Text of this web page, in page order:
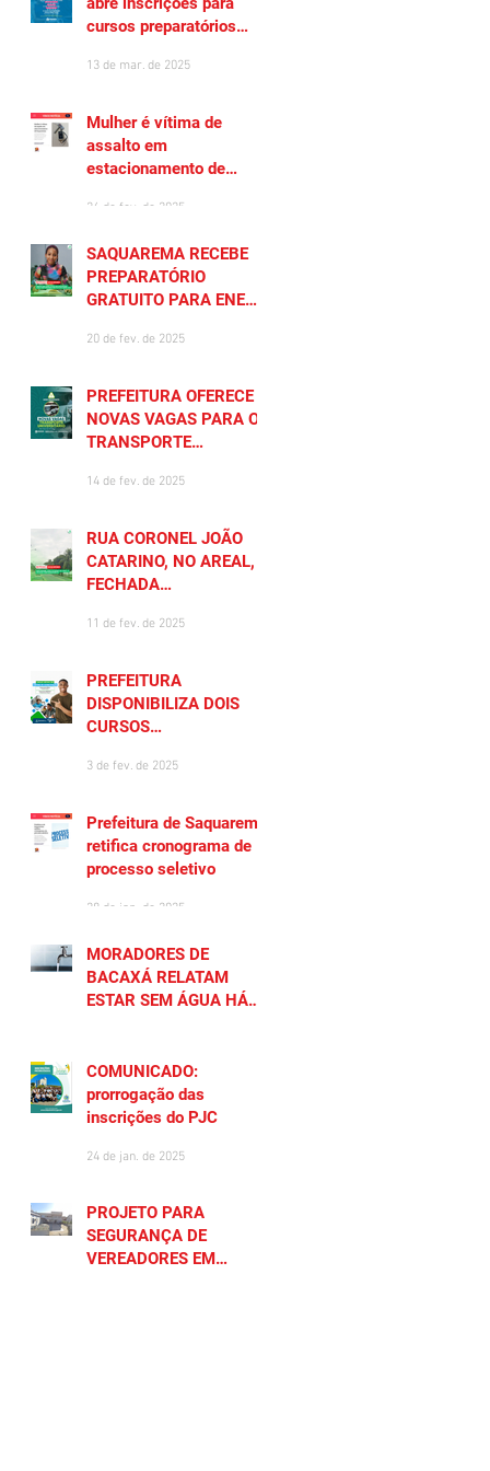
cursos preparatórios
13 de mar. de 2025
Mulher é vítima de
assalto em
estacionamento de
26 de fev. de 2025
SAQUAREMA RECEBE
PREPARATÓRIO
GRATUITO PARA ENEM
20 de fev. de 2025
PREFEITURA OFERECE
NOVAS VAGAS PARA O
TRANSPORTE
14 de fev. de 2025
RUA CORONEL JOÃO
CATARINO, NO AREAL, É
FECHADA
11 de fev. de 2025
PREFEITURA
DISPONIBILIZA DOIS
CURSOS
GRATUITOS PARA
SAQUAREMA
3 de fev. de 2025
Prefeitura de Saquarema
retifica cronograma de
processo seletivo
28 de jan. de 2025
MORADORES DE
BACAXÁ RELATAM
ESTAR SEM ÁGUA HÁ
COMUNICADO:
prorrogação das
inscrições do PJC
24 de jan. de 2025
PROJETO PARA
SEGURANÇA DE
VEREADORES EM